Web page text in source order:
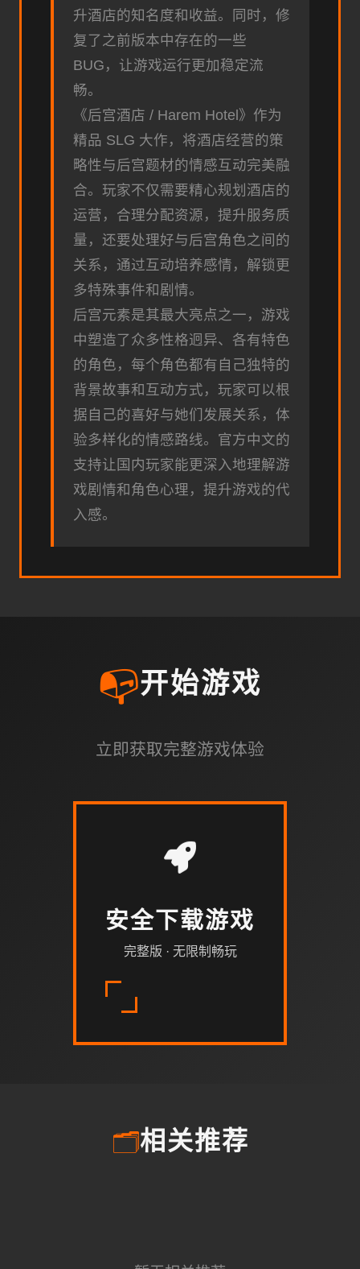
升酒店的知名度和收益。同时，修
复了之前版本中存在的一些
BUG，让游戏运行更加稳定流
畅。
《后宫酒店 / Harem Hotel》作为
精品 SLG 大作，将酒店经营的策
略性与后宫题材的情感互动完美融
合。玩家不仅需要精心规划酒店的
运营，合理分配资源，提升服务质
量，还要处理好与后宫角色之间的
关系，通过互动培养感情，解锁更
多特殊事件和剧情。
后宫元素是其最大亮点之一，游戏
中塑造了众多性格迥异、各有特色
的角色，每个角色都有自己独特的
背景故事和互动方式，玩家可以根
据自己的喜好与她们发展关系，体
验多样化的情感路线。官方中文的
支持让国内玩家能更深入地理解游
戏剧情和角色心理，提升游戏的代
入感。
📭开始游戏
立即获取完整游戏体验
安全下载游戏
完整版 · 无限制畅玩
🗂️相关推荐